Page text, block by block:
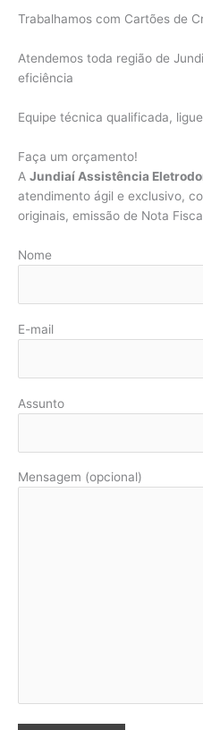
Trabalhamos com Cartões de
Atendemos toda região de
eficiência
Equipe técnica qualificada,
Faça um orçamento!
A Jundiaí Assistência
atendimento ágil e exclusivo,
originais, emissão de Nota
Nome
E-mail
Assunto
Mensagem (opcional)